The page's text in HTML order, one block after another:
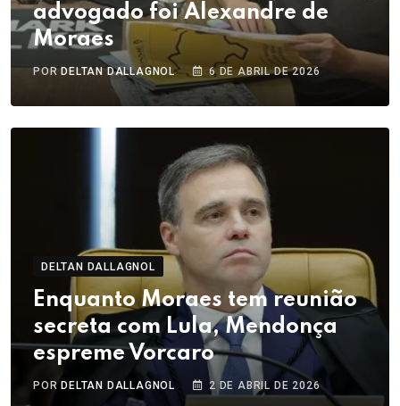
advogado foi Alexandre de
Moraes
PORDELTAN DALLAGNOL 6 DE ABRIL DE 2026
DELTAN DALLAGNOL
Enquanto Moraes tem reunião
secreta com Lula, Mendonça
espreme Vorcaro
POR DELTAN DALLAGNOL 2 DE ABRIL DE 2026